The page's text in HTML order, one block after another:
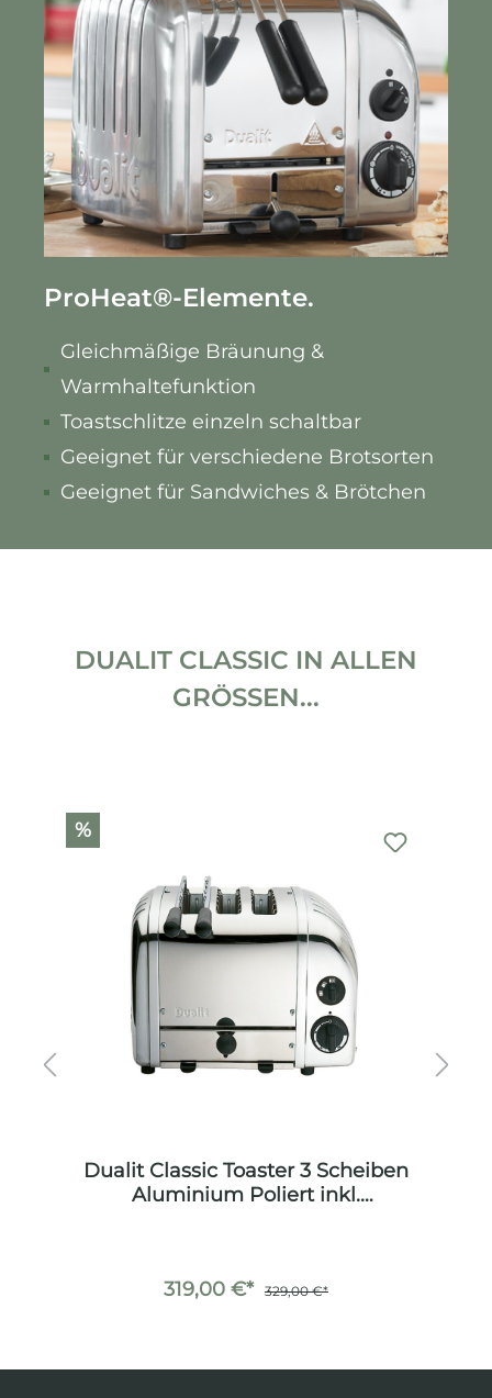
ProHeat®-Elemente.
Gleichmäßige Bräunung &
Warmhaltefunktion
Toastschlitze einzeln schaltbar
Geeignet für verschiedene Brotsorten
Geeignet für Sandwiches & Brötchen
DUALIT CLASSIC IN ALLEN
GRÖSSEN...
Produktgalerie überspringen
%
Dualit Classic Toaster 3 Scheiben
Aluminium Poliert inkl.
319,00 €* 329,00 €*